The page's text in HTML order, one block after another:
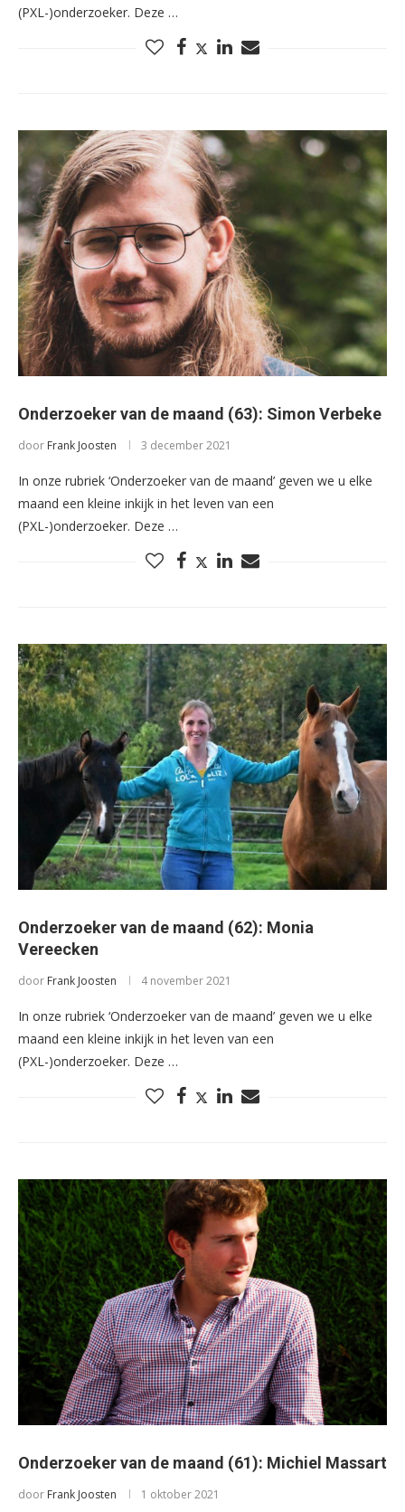
(PXL-)onderzoeker. Deze …
Onderzoeker van de maand (63): Simon Verbeke
door Frank Joosten 3 december 2021
In onze rubriek ‘Onderzoeker van de maand’ geven we u elke
maand een kleine inkijk in het leven van een
(PXL-)onderzoeker. Deze …
Onderzoeker van de maand (62): Monia
Vereecken
door Frank Joosten 4 november 2021
In onze rubriek ‘Onderzoeker van de maand’ geven we u elke
maand een kleine inkijk in het leven van een
(PXL-)onderzoeker. Deze …
Onderzoeker van de maand (61): Michiel Massart
door Frank Joosten 1 oktober 2021